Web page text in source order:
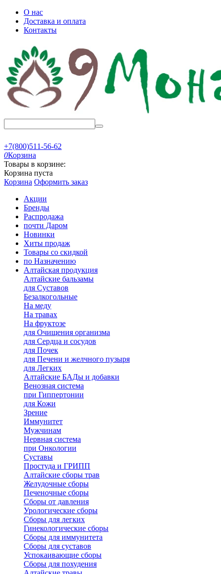
О нас
Доставка и оплата
Контакты
+7(800)511-56-62
0Корзина
Товары в корзине:
Корзина пуста
Корзина Оформить заказ
Акции
Бренды
Распродажа
почти Даром
Новинки
Хиты продаж
Товары со скидкой
по Назначению
Алтайская продукция
Алтайские бальзамы
для Суставов
Безалкогольные
На меду
На травах
На фруктозе
для Очищения организма
для Сердца и сосудов
для Почек
для Печени и желчного пузыря
для Легких
Алтайские БАДы и добавки
Венозная система
при Гиппертонии
для Кожи
Зрение
Иммунитет
Мужчинам
Нервная система
при Онкологии
Суставы
Простуда и ГРИПП
Алтайские сборы трав
Желудочные сборы
Печеночные сборы
Сборы от давления
Урологические сборы
Сборы для легких
Гинекологические сборы
Сборы для иммунитета
Сборы для суставов
Успокаивающие сборы
Сборы для похудения